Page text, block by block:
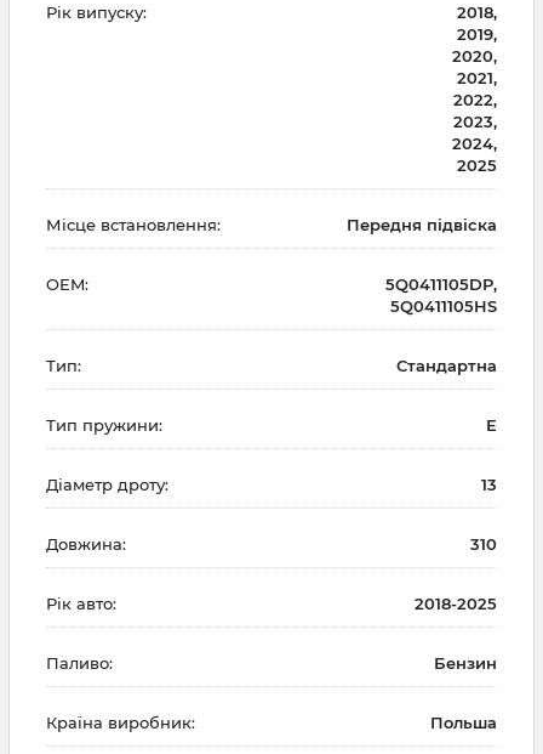
Рік випуску:
2018,
2019,
2020,
2021,
2022,
2023,
2024,
2025
Місце встановлення: Передня підвіска
OEM:
5Q0411105DP,
5Q0411105HS
Тип: Стандартна
Тип пружини: E
Діаметр дроту: 13
Довжина: 310
Рік авто: 2018-2025
Паливо: Бензин
Країна виробник: Польша